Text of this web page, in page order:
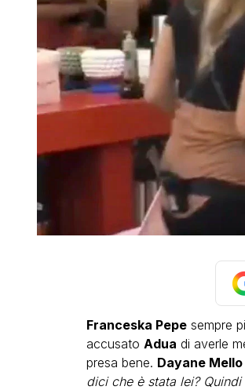
Franceska Pepesempre
accusato Adua di averle
presa bene. Dayane Mello
dici che è stata lei?